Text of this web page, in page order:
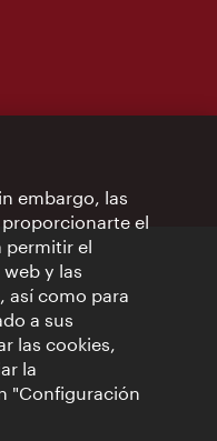
embargo, las
el
permitir el
y las
así como para
a sus
las cookies,
la
"Configuración